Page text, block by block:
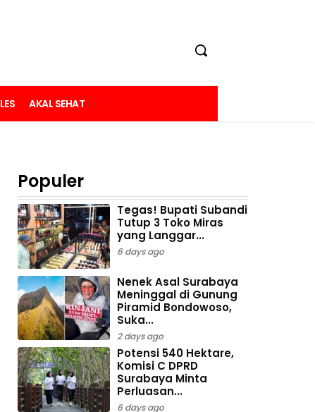
AKAL SEHAT
Populer
Tegas! Bupati Subandi
Tutup 3 Toko Miras
yang Langgar...
6 days ago
Nenek Asal Surabaya
Meninggal di Gunung
Piramid Bondowoso,
Suka...
2 days ago
Potensi 540 Hektare,
Komisi C DPRD
Surabaya Minta
Perluasan...
6 days ago